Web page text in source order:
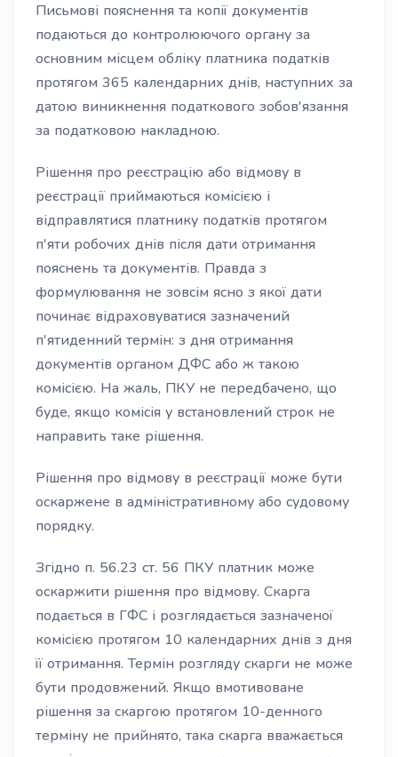
Письмові пояснення та копії документів
подаються до контролюючого органу за
основним місцем обліку платника податків
протягом 365 календарних днів, наступних за
датою виникнення податкового зобов'язання
за податковою накладною.
Рішення про реєстрацію або відмову в
реєстрації приймаються комісією і
відправлятися платнику податків протягом
п'яти робочих днів після дати отримання
пояснень та документів. Правда з
формулювання не зовсім ясно з якої дати
починає відраховуватися зазначений
п'ятиденний термін: з дня отримання
документів органом ДФС або ж такою
комісією. На жаль, ПКУ не передбачено, що
буде, якщо комісія у встановлений строк не
направить таке рішення.
Рішення про відмову в реєстрації може бути
оскаржене в адміністративному або судовому
порядку.
Згідно п. 56.23 ст. 56 ПКУ платник може
оскаржити рішення про відмову. Скарга
подається в ГФС і розглядається зазначеної
комісією протягом 10 календарних днів з дня
її отримання. Термін розгляду скарги не може
бути продовжений. Якщо вмотивоване
рішення за скаргою протягом 10-денного
терміну не прийнято, така скарга вважається